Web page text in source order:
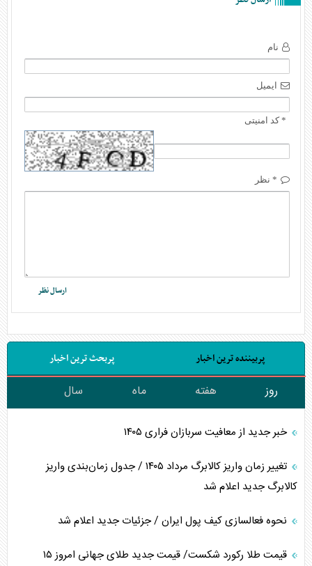
نام
ایمیل
* کد امنیتی
* نظر
پربیننده ترین اخبار پربحث ترین اخبار
روز هفته ماه سال
خبر جدید از معافیت سربازان فراری ۱۴۰۵
تغییر زمان واریز کالابرگ مرداد ۱۴۰۵ / جدول زمان‌بندی واریز
کالابرگ جدید اعلام شد
نحوه فعالسازی کیف پول ایران / جزئیات جدید اعلام شد
قیمت طلا رکورد شکست/ قیمت جدید طلای جهانی امروز ۱۵